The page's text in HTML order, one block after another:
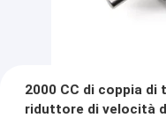
2000 CC di coppia
riduttore di velocità